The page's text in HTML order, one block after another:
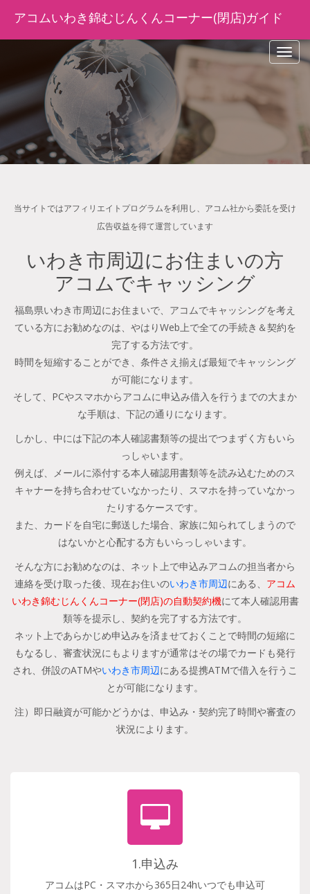
アコムいわき錦むじんくんコーナー(閉店)ガイド
当サイトではアフィリエイトプログラムを利用し、アコム社から委託を受け
広告収益を得て運営しています
いわき市周辺にお住まいの方
アコムでキャッシング
福島県いわき市周辺にお住まいで、アコムでキャッシングを考え
ている方にお勧めなのは、やはりWeb上で全ての手続き＆契約を
完了する方法です。
時間を短縮することができ、条件さえ揃えば最短でキャッシング
が可能になります。
そして、PCやスマホからアコムに申込み借入を行うまでの大まか
な手順は、下記の通りになります。
しかし、中には下記の本人確認書類等の提出でつまずく方もいら
っしゃいます。
例えば、メールに添付する本人確認用書類等を読み込むためのス
キャナーを持ち合わせていなかったり、スマホを持っていなかっ
たりするケースです。
また、カードを自宅に郵送した場合、家族に知られてしまうので
はないかと心配する方もいらっしゃいます。
そんな方にお勧めなのは、ネット上で申込みアコムの担当者から
連絡を受け取った後、現在お住いのいわき市周辺にある、 アコム
いわき錦むじんくんコーナー(閉店)の自動契約機にて本人確認用書
類等を提示し、契約を完了する方法です。
ネット上であらかじめ申込みを済ませておくことで時間の短縮に
もなるし、審査状況にもよりますが通常はその場でカードも発行
され、併設のATMやいわき市周辺にある提携ATMで借入を行うこ
とが可能になります。
注）即日融資が可能かどうかは、申込み・契約完了時間や審査の
状況によります。
1.申込み
アコムはPC・スマホから365日24hいつでも申込可